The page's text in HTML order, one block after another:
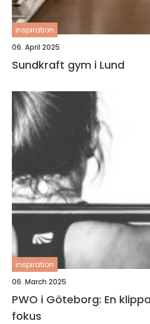
inspiration
06. April 2025
Sundkraft gym i Lund
inspiration
06. March 2025
PWO i Göteborg: En
fokus